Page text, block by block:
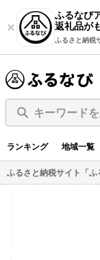
ふるなび
返礼品が
ふるさと納税
キーワード
ランキング 地域一覧
ふるさと納税サイト「ふ